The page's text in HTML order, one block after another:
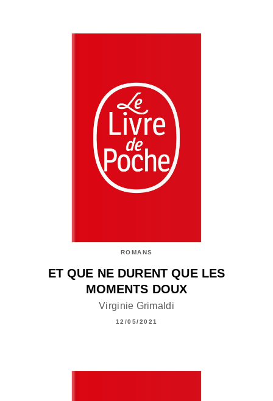
ROMANS
ET QUE NE DURENT QUE LES
MOMENTS DOUX
Virginie Grimaldi
12/05/2021